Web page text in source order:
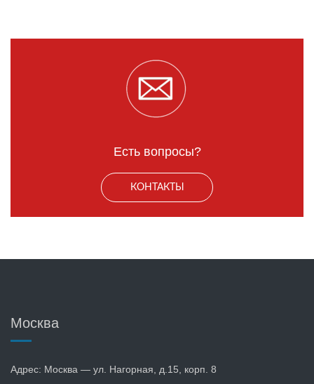
Есть вопросы?
КОНТАКТЫ
Москва
Адрес: Москва — ул. Нагорная, д.15, корп. 8